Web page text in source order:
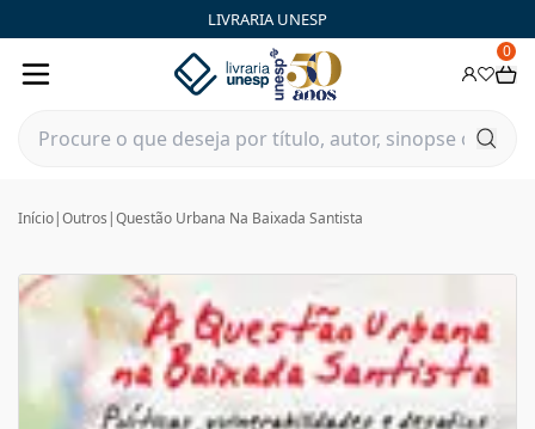
LIVRARIA UNESP
0
Início|Outros |Questão Urbana Na Baixada Santista